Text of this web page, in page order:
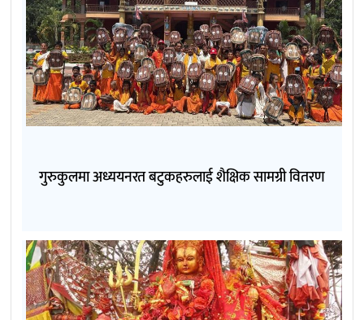
गुरुकुलमा अध्ययनरत बटुकहरुलाई शैक्षिक सामग्री वितरण